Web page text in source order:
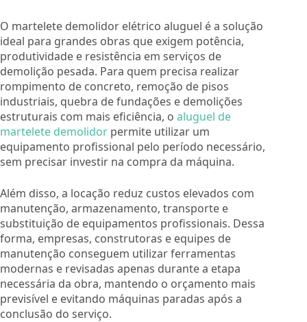
O martelete demolidor elétrico aluguel é a solução
ideal para grandes obras que exigem potência,
produtividade e resistência em serviços de
demolição pesada. Para quem precisa realizar
rompimento de concreto, remoção de pisos
industriais, quebra de fundações e demolições
estruturais com mais eficiência, o aluguel de
martelete demolidor permite utilizar um
equipamento profissional pelo período necessário,
sem precisar investir na compra da máquina.
Além disso, a locação reduz custos elevados com
manutenção, armazenamento, transporte e
substituição de equipamentos profissionais. Dessa
forma, empresas, construtoras e equipes de
manutenção conseguem utilizar ferramentas
modernas e revisadas apenas durante a etapa
necessária da obra, mantendo o orçamento mais
previsível e evitando máquinas paradas após a
conclusão do serviço.